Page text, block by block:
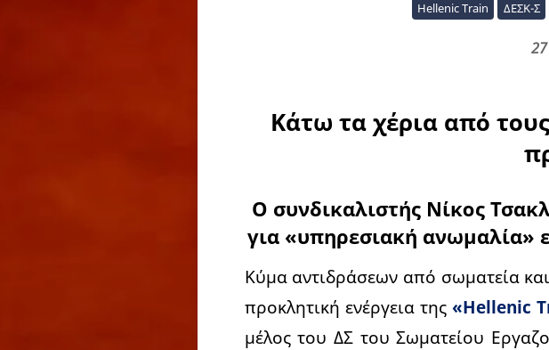
Hellenic Train ΔΕΣΚ-Σ
Κάτω τα χέρια από
Ο συνδικαλιστής Νίκος
για «υπηρεσιακή ανωμαλία»
Κύμα αντιδράσεων από σωματεία
προκλητική ενέργεια της «Hellenic
μέλος του ΔΣ του Σωματείου